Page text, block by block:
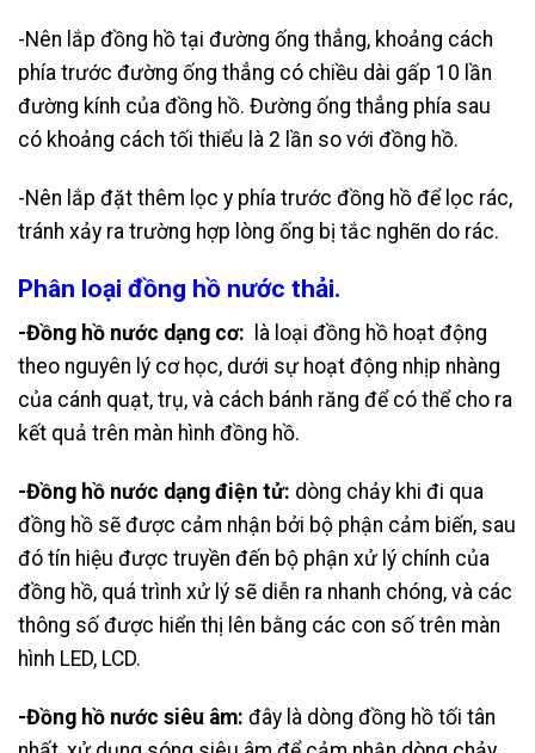
-Nên lắp đồng hồ tại đường ống thẳng, khoảng cách
phía trước đường ống thẳng có chiều dài gấp 10 lần
đường kính của đồng hồ. Đường ống thẳng phía sau
có khoảng cách tối thiểu là 2 lần so với đồng hồ.
-Nên lắp đặt thêm lọc y phía trước đồng hồ để lọc rác,
tránh xảy ra trường hợp lòng ống bị tắc nghẽn do rác.
Phân loại đồng hồ nước thải.
-Đồng hồ nước dạng cơ:
là loại đồng hồ hoạt động
theo nguyên lý cơ học, dưới sự hoạt động nhịp nhàng
của cánh quạt, trụ, và cách bánh răng để có thể cho ra
kết quả trên màn hình đồng hồ.
-Đồng hồ nước dạng điện tử: dòng chảy khi đi qua
đồng hồ sẽ được cảm nhận bởi bộ phận cảm biến, sau
đó tín hiệu được truyền đến bộ phận xử lý chính của
đồng hồ, quá trình xử lý sẽ diễn ra nhanh chóng, và các
thông số được hiển thị lên bằng các con số trên màn
hình LED, LCD.
-Đồng hồ nước siêu âm: đây là dòng đồng hồ tối tân